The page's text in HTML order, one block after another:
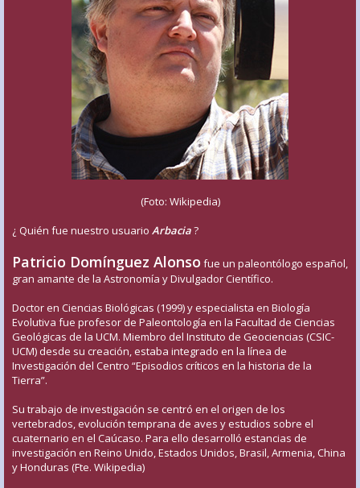
(Foto: Wikipedia)
¿ Quién fue nuestro usuario Arbacia?
Patricio Domínguez Alonso fue un paleontólogo español,
gran amante de la Astronomía y Divulgador Científico.
Doctor en Ciencias Biológicas (1999) y especialista en Biología
Evolutiva fue profesor de Paleontología en la Facultad de Ciencias
Geológicas de la UCM. Miembro del Instituto de Geociencias (CSIC-
UCM) desde su creación, estaba integrado en la línea de
Investigación del Centro “Episodios críticos en la historia de la
Tierra”.
Su trabajo de investigación se centró en el origen de los
vertebrados, evolución temprana de aves y estudios sobre el
cuaternario en el Caúcaso. Para ello desarrolló estancias de
investigación en Reino Unido, Estados Unidos, Brasil, Armenia, China
y Honduras (Fte. Wikipedia)